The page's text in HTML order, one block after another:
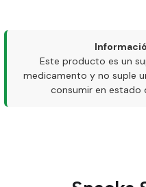
Este producto es un
medicamento y no suple
consumir en estado